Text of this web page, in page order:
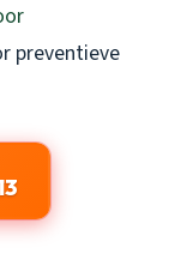
preventieve